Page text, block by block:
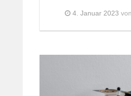
4. Januar 2023